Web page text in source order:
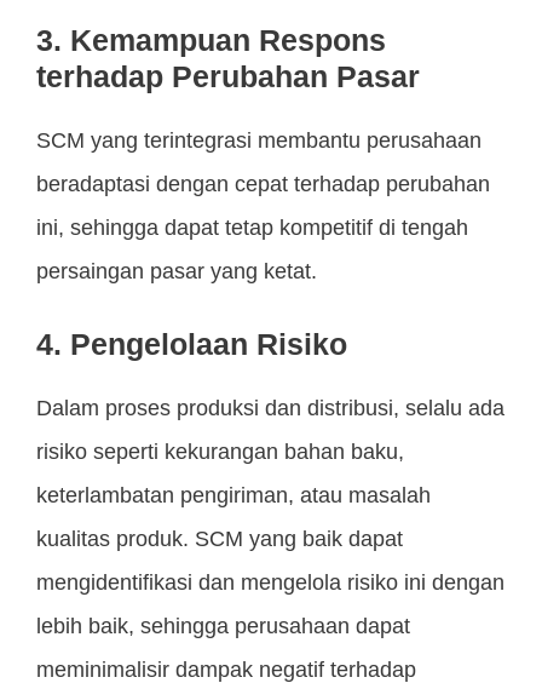
3. Kemampuan Respons
terhadap Perubahan Pasar
SCM yang terintegrasi membantu perusahaan
beradaptasi dengan cepat terhadap perubahan
ini, sehingga dapat tetap kompetitif di tengah
persaingan pasar yang ketat.
4. Pengelolaan Risiko
Dalam proses produksi dan distribusi, selalu ada
risiko seperti kekurangan bahan baku,
keterlambatan pengiriman, atau masalah
kualitas produk. SCM yang baik dapat
mengidentifikasi dan mengelola risiko ini dengan
lebih baik, sehingga perusahaan dapat
meminimalisir dampak negatif terhadap